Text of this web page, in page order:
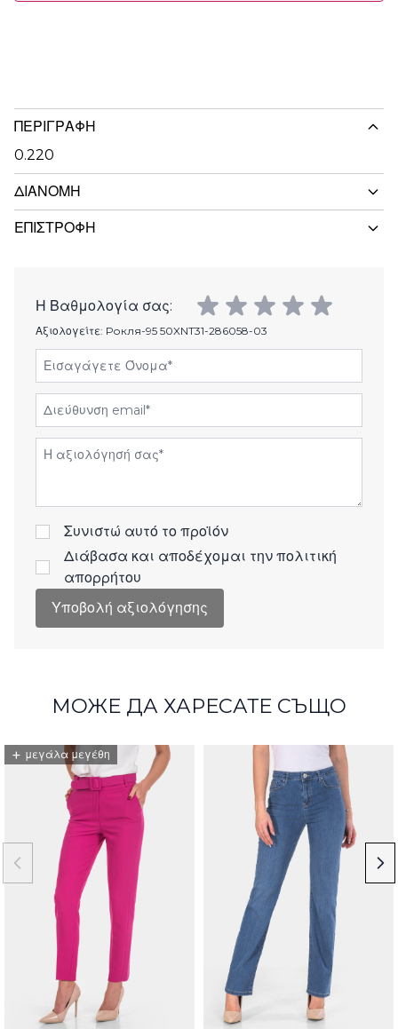
ΠΕΡΙΓΡΑΦΉ
0.220
ΔΙΑΝΟΜΉ
ΕΠΙΣΤΡΟΦΉ
Η Βαθμολογία σας:
Αξιολογείτε: Рокля-95 50XNT31-286058-03
Εισαγάγετε Όνομα
Διεύθυνση email
Αξιολόγηση
Συνιστώ αυτό το προϊόν
Διάβασα και αποδέχομαι την πολιτική
απορρήτου
Υποβολή αξιολόγησης
МОЖЕ ДА ХАРЕСАТЕ СЪЩО
+ μεγάλα μεγέθη